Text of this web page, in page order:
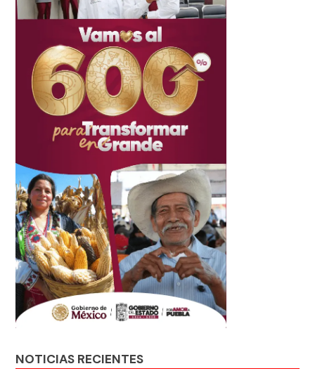
NOTICIAS RECIENTES